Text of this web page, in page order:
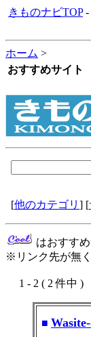
きものナビTOP-
ホーム >
おすすめサイト
[他のカテゴリ ] [
はおすす
※リンク先が無
1 - 2 ( 2 件中 )
■